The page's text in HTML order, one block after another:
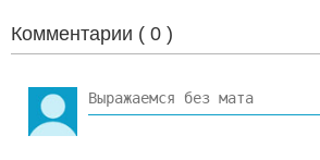
Комментарии ( 0 )